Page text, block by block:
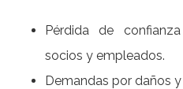
Pérdida de
socios y empleados.
Demandas por daños y